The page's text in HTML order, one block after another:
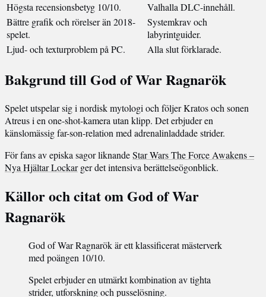
Högsta recensionsbetyg 10/10.
Valhalla DLC-innehåll.
Bättre grafik och rörelser än 2018-
spelet.
Systemkrav och
labyrintguider.
Ljud- och texturproblem på PC.
Alla slut förklarade.
Bakgrund till God of War Ragnarök
Spelet utspelar sig i nordisk mytologi och följer Kratos och sonen
Atreus i en one-shot-kamera utan klipp. Det erbjuder en
känslomässig far-son-relation med adrenalinladdade strider.
För fans av episka sagor liknandeStar Wars The Force Awakens –
Nya Hjältar Lockarger det intensiva berättelseögonblick.
Källor och citat om God of War
Ragnarök
God of War Ragnarök är ett klassificerat mästerverk
med poängen 10/10.
Spelet erbjuder en utmärkt kombination av tighta
strider, utforskning och pusselösning.